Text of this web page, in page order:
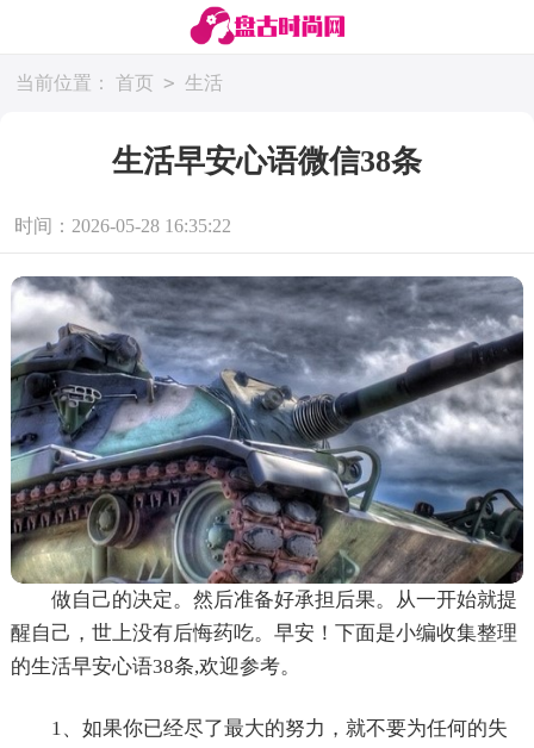
当前位置： 首页 > 生活
生活早安心语微信38条
时间：2026-05-28 16:35:22
做自己的决定。然后准备好承担后果。从一开始就提
醒自己，世上没有后悔药吃。早安！下面是小编收集整理
的生活早安心语38条,欢迎参考。
1、如果你已经尽了最大的努力，就不要为任何的失